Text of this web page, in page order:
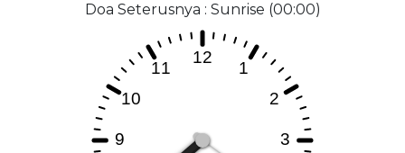
Doa Seterusnya : Sunrise (00:00)